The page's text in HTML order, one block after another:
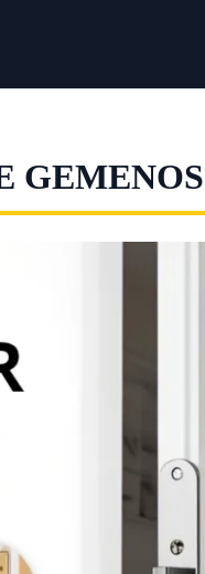
GEMENOS